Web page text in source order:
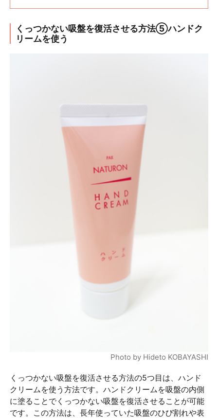
くっつかない吸盤を復活させる方法⑤ハンドク
リームを使う
Photo by Hideto KOBAYASHI
くっつかない吸盤を復活させる方法の5つ目は、ハンド
クリームを使う方法です。ハンドクリームを吸盤の内側
に塗ることでくっつかない吸盤を復活させることが可能
です。この方法は、長年使っていた吸盤のひび割れや表